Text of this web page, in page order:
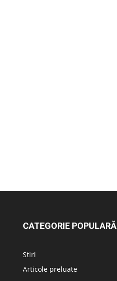
CATEGORIE POPULARĂ
Stiri
Articole preluate